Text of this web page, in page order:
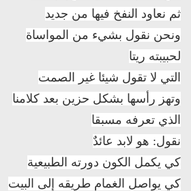
ثم نعاود النفخ فيها من جديد
ونحن نقول بشيء من المواساة
لحبيبته ريتا
التي لا تقول شيئا غير الصمت
وتهز رأسها بشكل حزين بعد كلامنا
الذي تعرفه مسبقا
نقول: هو لابد عائدٌ
كي يكمل الكون دورته الطبيعية
كي يواصل الغمام طريقه إلى البيت